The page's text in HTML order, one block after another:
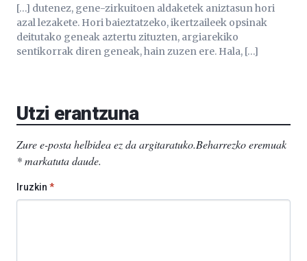
[…] dutenez, gene-zirkuitoen aldaketek aniztasun hori
azal lezakete. Hori baieztatzeko, ikertzaileek opsinak
deitutako geneak aztertu zituzten, argiarekiko
sentikorrak diren geneak, hain zuzen ere. Hala, […]
Utzi erantzuna
Zure e-posta helbidea ez da argitaratuko.Beharrezko eremuak
*markatuta daude.
Iruzkin *